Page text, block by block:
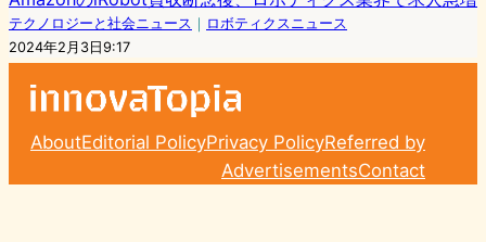
テクノロジーと社会ニュース ｜ ロボティクスニュース
2024年2月3日9:17
AboutEditorial PolicyPrivacy PolicyReferred by
AdvertisementsContact